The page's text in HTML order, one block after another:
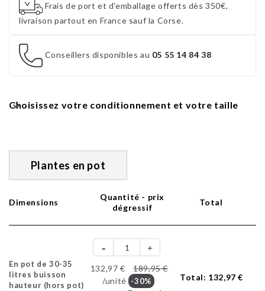
Frais de port et d'emballage offerts dès 350€,
livraison partout en France sauf la Corse.
Conseillers disponibles au 05 55 14 84 38
Choisissez votre conditionnement et votre taille
Plantes en pot
Dimensions
Quantité - prix
dégressif
Total
En pot de 30-35
litres buisson
hauteur (hors pot)
132,97 €
189,95 €
/unité -30% Total: 132,97 €